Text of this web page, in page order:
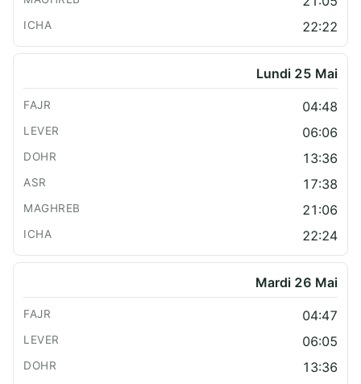
22:22
Lundi 25 Mai
04:48
06:06
13:36
17:38
21:06
22:24
Mardi 26 Mai
04:47
06:05
13:36